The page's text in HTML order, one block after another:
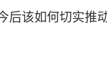
后该如何切实推